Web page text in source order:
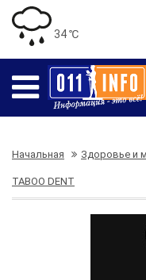
34 ℃
Начальная Здоровье и
TABOO DENT